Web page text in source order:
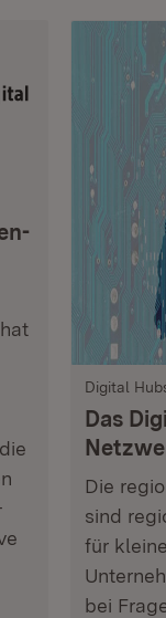
Digital
Das
Die
sind
für
bei